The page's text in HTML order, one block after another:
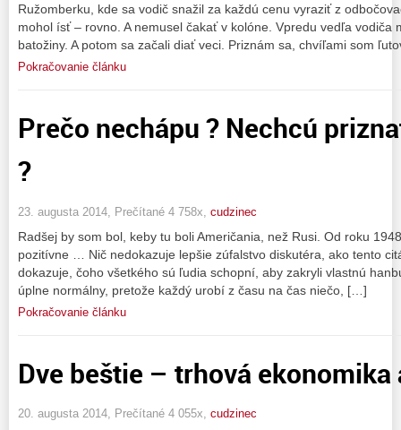
Ružomberku, kde sa vodič snažil za každú cenu vyraziť z
mohol ísť – rovno. A nemusel čakať v kolóne. Vpredu vedľa vodiča
batožiny. A potom sa začali diať veci. Priznám sa, chvíľami som
Pokračovanie článku
Prečo nechápu ? Nechcú
?
23. augusta 2014, Prečítané 4 758x, cudzinec
Radšej by som bol, keby tu boli Američania, než Rusi. Od roku
pozitívne … Nič nedokazuje lepšie zúfalstvo diskutéra, ako tento
dokazuje, čoho všetkého sú ľudia schopní, aby zakryli vlastnú
úplne normálny, pretože každý urobí z času na čas niečo, […]
Pokračovanie článku
Dve beštie – trhová
20. augusta 2014, Prečítané 4 055x, cudzinec